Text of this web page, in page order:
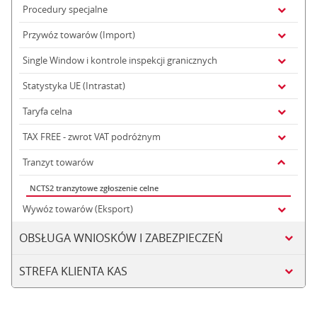
Procedury specjalne
Przywóz towarów (Import)
Single Window i kontrole inspekcji granicznych
Statystyka UE (Intrastat)
Taryfa celna
TAX FREE - zwrot VAT podróżnym
Tranzyt towarów
NCTS2 tranzytowe zgłoszenie celne
Wywóz towarów (Eksport)
OBSŁUGA WNIOSKÓW I ZABEZPIECZEŃ
STREFA KLIENTA KAS